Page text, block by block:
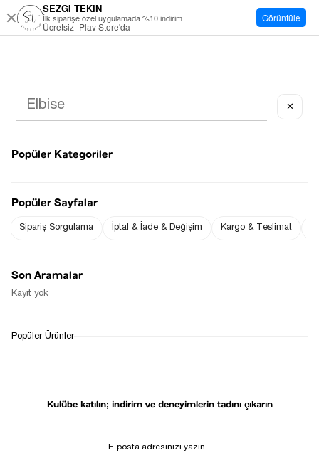
Kulübe katılın; indirim ve deneyimlerin tadını çıkarın
SEZGİ TEKİN
İlk siparişe özel uygulamada %10 indirim
Ücretsiz -Play Store'da
Görüntüle
✕
Popüler Kategoriler
Popüler Sayfalar
Sipariş Sorgulama İptal & İade & Değişim Kargo & Teslimat
Son Aramalar
Kayıt yok
Popüler Ürünler